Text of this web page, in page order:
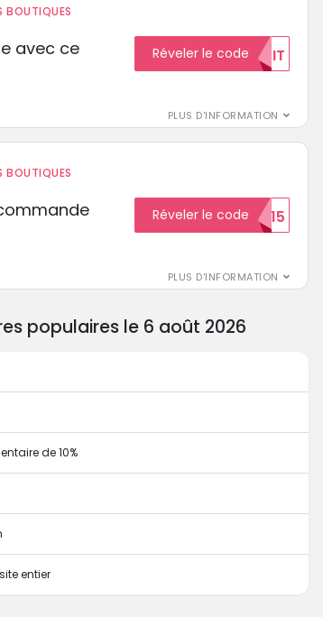
BOUTIQUES
avec ce
PLUS D'INFORMATION
Réveler le codeGRATUIT
BOUTIQUES
PLUS D'INFORMATION
Réveler le codeECON15
populaires le 6 août 2026
de 10%
entier